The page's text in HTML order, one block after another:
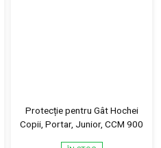
Protecție pentru Gât Hochei
Copii, Portar, Junior, CCM 900